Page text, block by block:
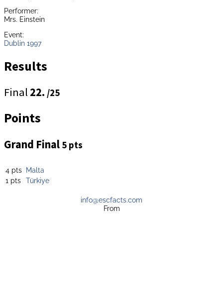
Performer:
Mrs. Einstein
Event:
Dublin 1997
Results
Final 22. /25
Points
Grand Final 5 pts
4 pts Malta
1 pts Türkiye
info@escfacts.com
From